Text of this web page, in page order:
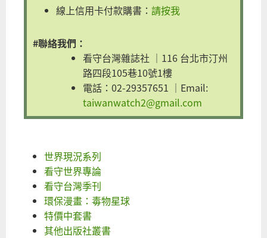
線上信用卡付款購書： 請按我
#聯絡我們：
看守台灣雜誌社 ｜116 台北市汀州
路四段105巷10號1樓
電話：02-29357651 ｜Email:
taiwanwatch2@gmail.com
世界現況系列
看守世界專論
看守台灣季刊
環保漫畫：毒物星球
特價中套書
其他出版社叢書